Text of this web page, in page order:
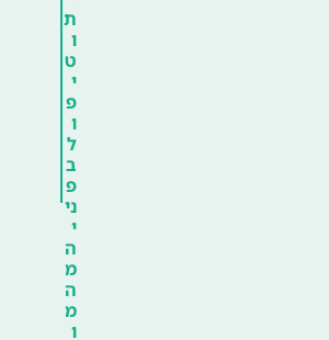
ת
ו
ט
י
פ
ו
ל
ב
פ
ני
י
ה
מ
ה
מ
ו